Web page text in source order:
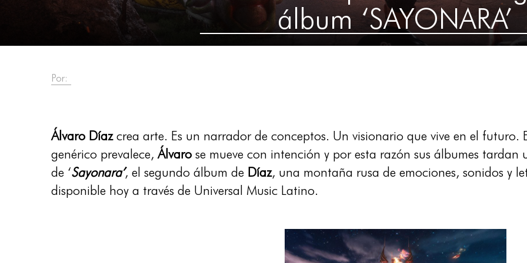
álbum ‘SAYONARA’
Por:
Álvaro Díazcrea arte. Es un narrador de conceptos. Un visionario que vive en el
genérico prevalece,Álvaro se mueve con intención y por esta razón sus álbumes tardan
de ‘Sayonara’, el segundo álbum de Díaz, una montaña rusa de emociones, sonidos y
disponible hoy a través de Universal Music Latino.